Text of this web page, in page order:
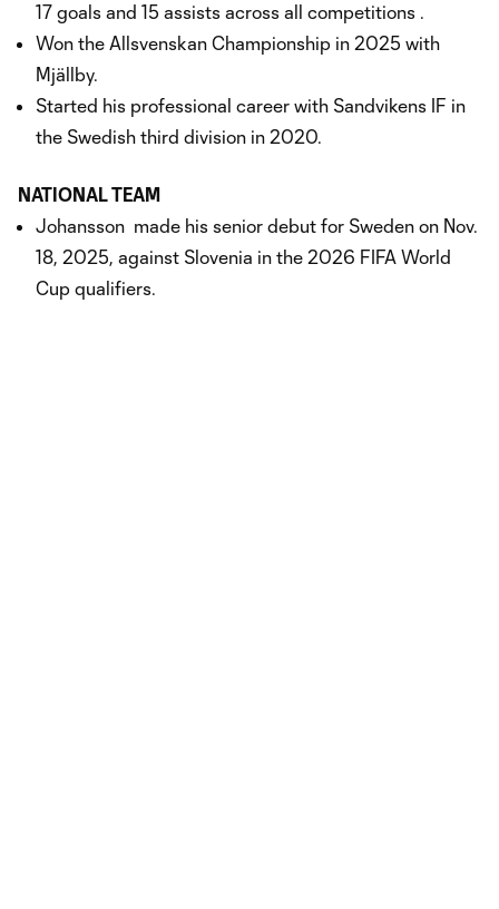
17 goals and 15 assists across all competitions .
Won the Allsvenskan Championship in 2025 with
Mjällby.
Started his professional career with Sandvikens IF in
the Swedish third division in 2020.
NATIONAL TEAM
Johansson made his senior debut for Sweden on Nov.
18, 2025, against Slovenia in the 2026 FIFA World
Cup qualifiers.